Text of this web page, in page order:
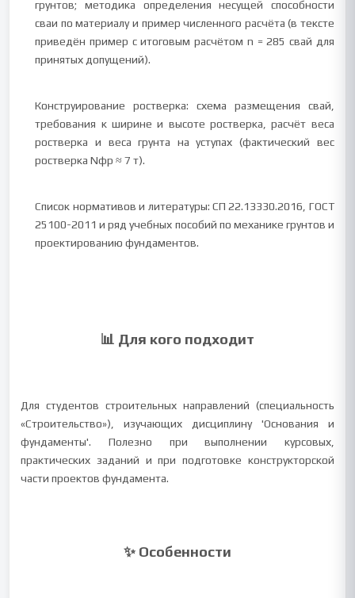
грунтов; методика определения несущей способности
сваи по материалу и пример численного расчёта (в тексте
приведён пример с итоговым расчётом n = 285 свай для
принятых допущений).
Конструирование ростверка: схема размещения свай,
требования к ширине и высоте ростверка, расчёт веса
ростверка и веса грунта на уступах (фактический вес
ростверка Nфр ≈ 7 т).
Список нормативов и литературы: СП 22.13330.2016, ГОСТ
25100-2011 и ряд учебных пособий по механике грунтов и
проектированию фундаментов.
📊 Для кого подходит
Для студентов строительных направлений (специальность
«Строительство»), изучающих дисциплину 'Основания и
фундаменты'. Полезно при выполнении курсовых,
практических заданий и при подготовке конструкторской
части проектов фундамента.
✨ Особенности